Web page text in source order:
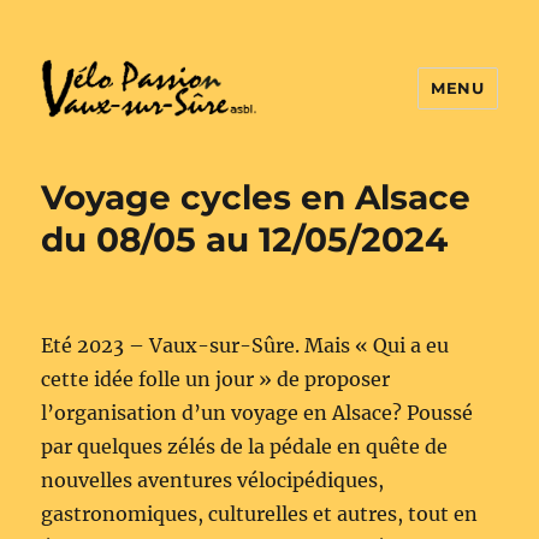
MENU
Voyage cycles en Alsace
du 08/05 au 12/05/2024
Eté 2023 – Vaux-sur-Sûre. Mais « Qui a eu
cette idée folle un jour » de proposer
l’organisation d’un voyage en Alsace? Poussé
par quelques zélés de la pédale en quête de
nouvelles aventures vélocipédiques,
gastronomiques, culturelles et autres, tout en